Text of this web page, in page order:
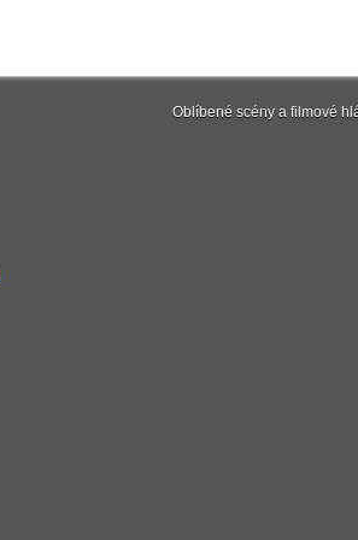
Oblíbené scény a filmové